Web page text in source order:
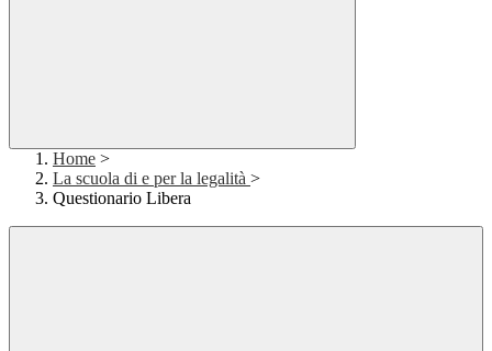
Home >
La scuola di e per la legalità >
Questionario Libera